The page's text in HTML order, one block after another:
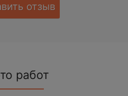
отзыв
работ